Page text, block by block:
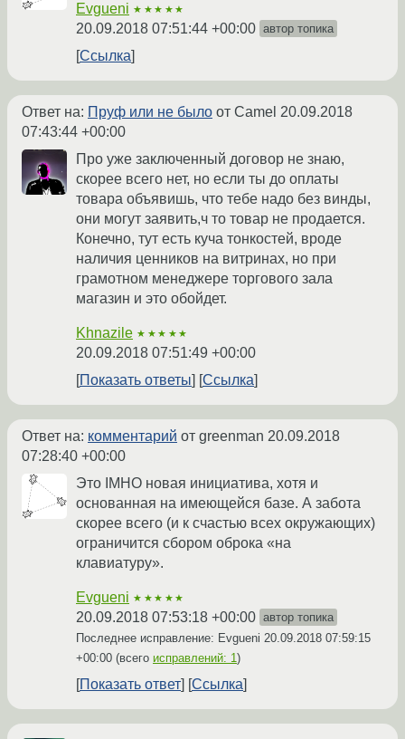
Evgueni ★★★★★
20.09.2018 07:51:44 +00:00 автор топика
Ссылка
Ответ на: Пруф или не было от Camel 20.09.2018
07:43:44 +00:00
Про уже заключенный договор не знаю,
скорее всего нет, но если ты до оплаты
товара объявишь, что тебе надо без винды,
они могут заявить,ч то товар не продается.
Конечно, тут есть куча тонкостей, вроде
наличия ценников на витринах, но при
грамотном менеджере торгового зала
магазин и это обойдет.
Khnazile ★★★★★
20.09.2018 07:51:49 +00:00
Показать ответы
Ссылка
Ответ на: комментарий от greenman 20.09.2018
07:28:40 +00:00
Это IMHO новая инициатива, хотя и
основанная на имеющейся базе. А забота
скорее всего (и к счастью всех окружающих)
ограничится сбором оброка «на
клавиатуру».
Evgueni ★★★★★
20.09.2018 07:53:18 +00:00 автор топика
Последнее исправление: Evgueni 20.09.2018 07:59:15
+00:00 (всего исправлений: 1)
Показать ответ Ссылка